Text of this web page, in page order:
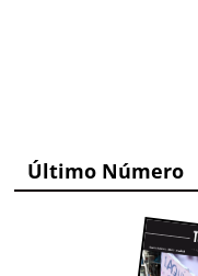
Último Número